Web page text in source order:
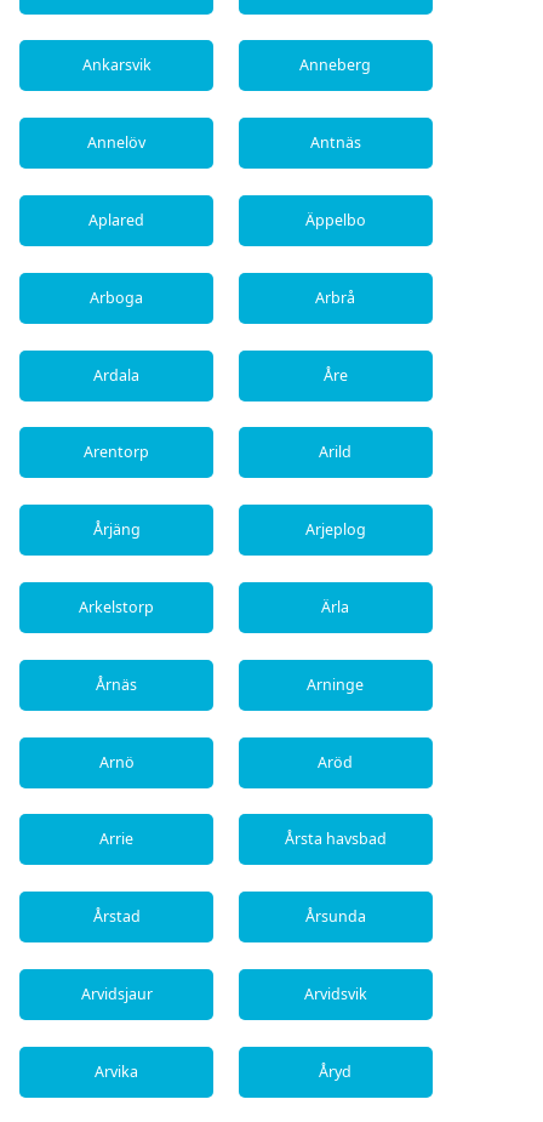
Ankarsvik Anneberg
Annelöv Antnäs
Aplared Äppelbo
Arboga Arbrå
Ardala Åre
Arentorp Arild
Årjäng Arjeplog
Arkelstorp Ärla
Årnäs Arninge
Arnö Aröd
Arrie Årsta havsbad
Årstad Årsunda
Arvidsjaur Arvidsvik
Arvika Åryd